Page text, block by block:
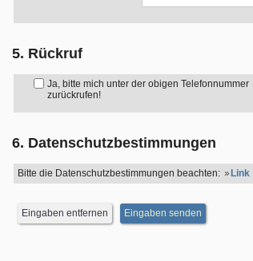
5. Rückruf
Ja, bitte mich unter der obigen Telefonnummer
zurückrufen!
6. Datenschutzbestimmungen
Bitte die Datenschutzbestimmungen beachten: Link